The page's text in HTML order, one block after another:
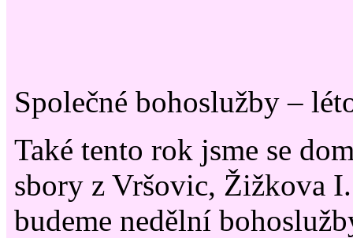
Společné bohoslužby –
Také tento rok jsme se
sbory z Vršovic, Žižkova
budeme nedělní